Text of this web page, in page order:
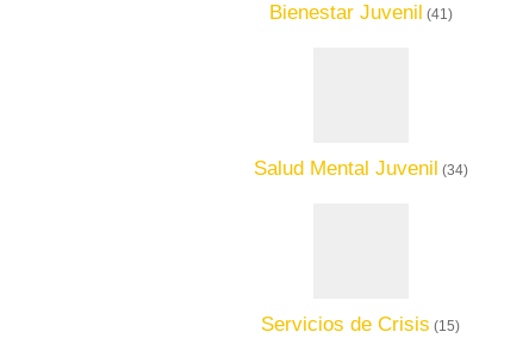
Bienestar Juvenil (41)
Salud Mental Juvenil (34)
Servicios de Crisis (15)